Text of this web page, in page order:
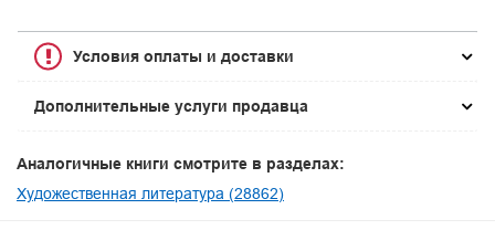
Условия оплаты и доставки
Дополнительные услуги продавца
Аналогичные книги смотрите в разделах:
Художественная литература (28862)